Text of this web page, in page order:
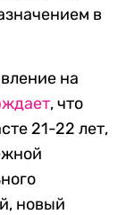
в
на
, что
21-22 лет,
новый